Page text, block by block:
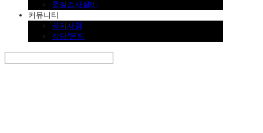
품질검사설비
커뮤니티
공지사항
상담/문의